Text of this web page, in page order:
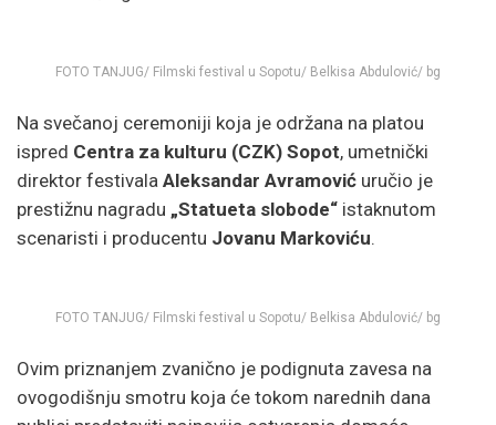
FOTO TANJUG/ Filmski festival u Sopotu/ Belkisa Abdulović/ bg
Na svečanoj ceremoniji koja je održana na platou
ispred Centra za kulturu (CZK) Sopot, umetnički
direktor festivala Aleksandar Avramović uručio je
prestižnu nagradu „Statueta slobode“ istaknutom
scenaristi i producentu Jovanu Markoviću.
FOTO TANJUG/ Filmski festival u Sopotu/ Belkisa Abdulović/ bg
Ovim priznanjem zvanično je podignuta zavesa na
ovogodišnju smotru koja će tokom narednih dana